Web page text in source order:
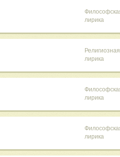
лирика
Религиозная
лирика
лирика
лирика